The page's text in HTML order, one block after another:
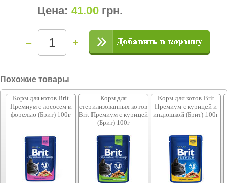
Цена: 41.00 грн.
– +
Похожие товары
Корм для котов Brit
Премиум с лососем и
форелью (Брит) 100г
Корм для
стерилизованных котов
Brit Премиум с курицей
(Брит) 100г
Корм для котов Brit
Премиум с курицей и
индюшкой (Брит) 100г